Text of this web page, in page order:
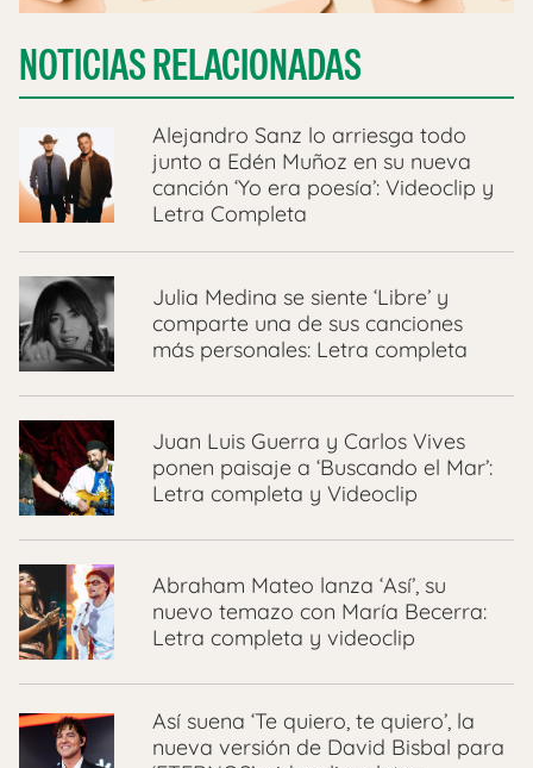
NOTICIAS RELACIONADAS
Alejandro Sanz lo arriesga todo
junto a Edén Muñoz en su nueva
canción ‘Yo era poesía’: Videoclip y
Letra Completa
Julia Medina se siente ‘Libre’ y
comparte una de sus canciones
más personales: Letra completa
Juan Luis Guerra y Carlos Vives
ponen paisaje a ‘Buscando el Mar’:
Letra completa y Videoclip
Abraham Mateo lanza ‘Así’, su
nuevo temazo con María Becerra:
Letra completa y videoclip
Así suena ‘Te quiero, te quiero’, la
nueva versión de David Bisbal para